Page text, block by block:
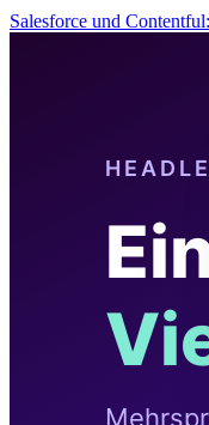
Salesforce und